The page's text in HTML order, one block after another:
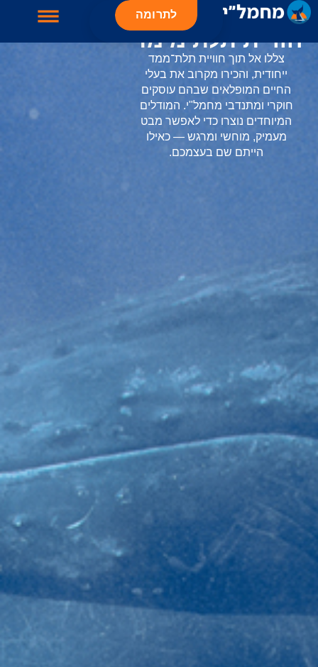
לתרומה
חוויית תלת מימד
צללו אל תוך חוויית תלת־ממד
ייחודית, והכירו מקרוב את בעלי
החיים המופלאים שבהם עוסקים
חוקרי ומתנדבי מחמל"י. המודלים
המיוחדים נוצרו כדי לאפשר מבט
מעמיק, מוחשי ומרגש — כאילו
הייתם שם בעצמכם.